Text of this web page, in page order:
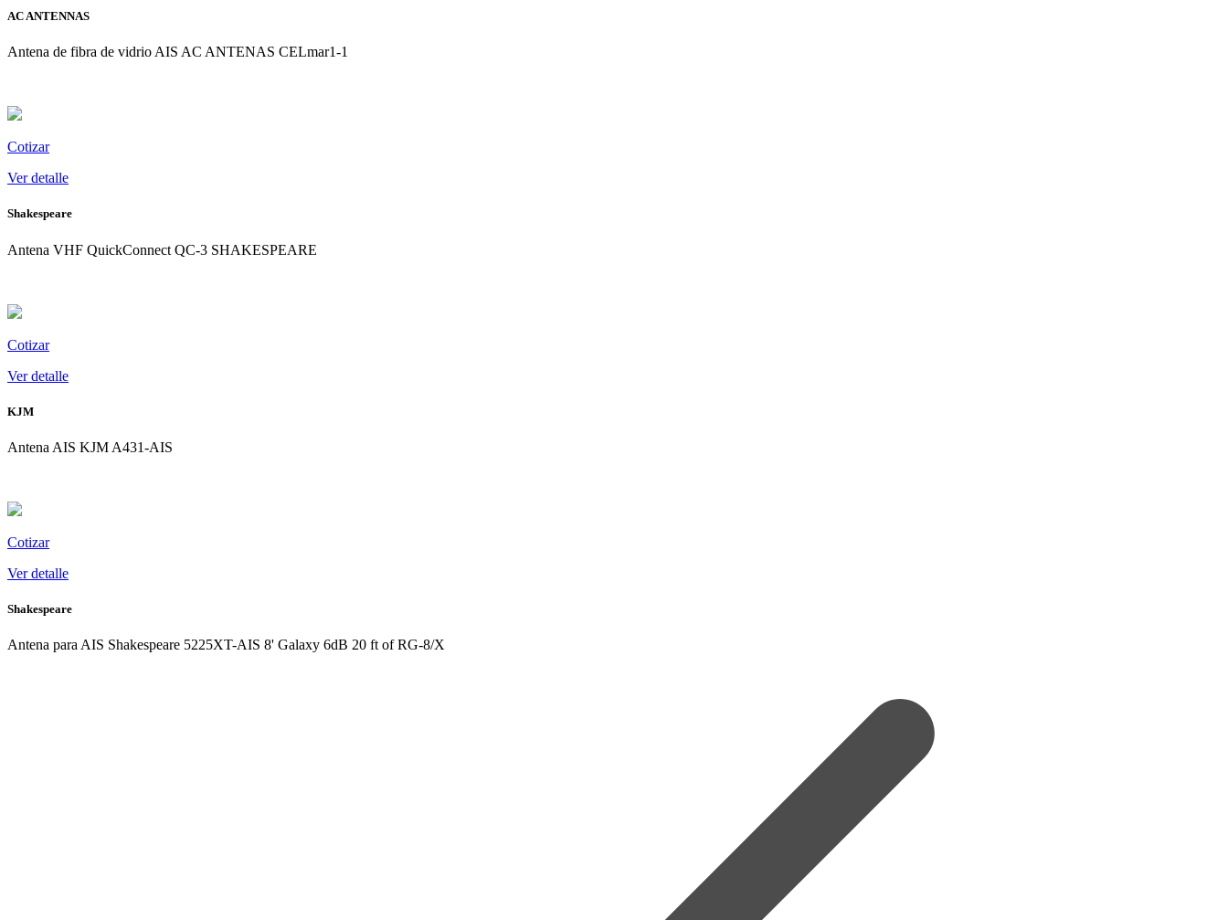
AC ANTENNAS
Antena de fibra de vidrio AIS AC ANTENAS CELmar1-1
Ver
Cotizar
Ver detalle
Shakespeare
Antena VHF QuickConnect QC-3 SHAKESPEARE
Ver
Cotizar
Ver detalle
KJM
Antena AIS KJM A431-AIS
Ver
Cotizar
Ver detalle
Shakespeare
Antena para AIS Shakespeare 5225XT-AIS 8' Galaxy 6dB 20 ft of RG-8/X